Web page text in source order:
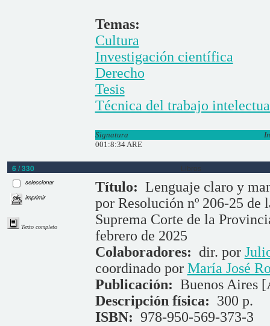
Temas:
Cultura
Investigación científica
Derecho
Tesis
Técnica del trabajo
Signatura
001:8:34 ARE
6 / 330 Libros
seleccionar
imprimir
Texto completo
Título: Lenguaje claro y
por Resolución nº 206-25 de
Suprema Corte de la
febrero de 2025
Colaboradores: dir. por
coordinado por María José
Publicación: Buenos Aires
Descripción física: 300 p.
ISBN: 978-950-569-373-3